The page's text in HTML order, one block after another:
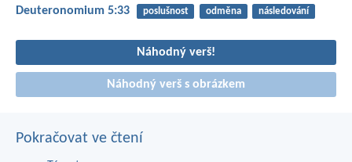
Deuteronomium 5:33 poslušnost odměna následování
Náhodný verš!
Náhodný verš s obrázkem
Pokračovat ve čtení